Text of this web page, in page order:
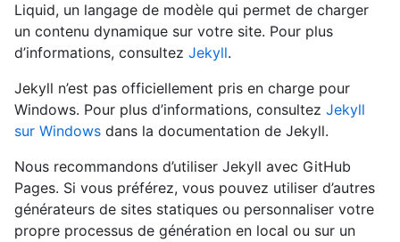
Liquid, un langage de modèle qui permet de charger
un contenu dynamique sur votre site. Pour plus
d’informations, consultez Jekyll.
Jekyll n’est pas officiellement pris en charge pour
Windows. Pour plus d’informations, consultez Jekyll
sur Windows dans la documentation de Jekyll.
Nous recommandons d’utiliser Jekyll avec GitHub
Pages. Si vous préférez, vous pouvez utiliser d’autres
générateurs de sites statiques ou personnaliser votre
propre processus de génération en local ou sur un